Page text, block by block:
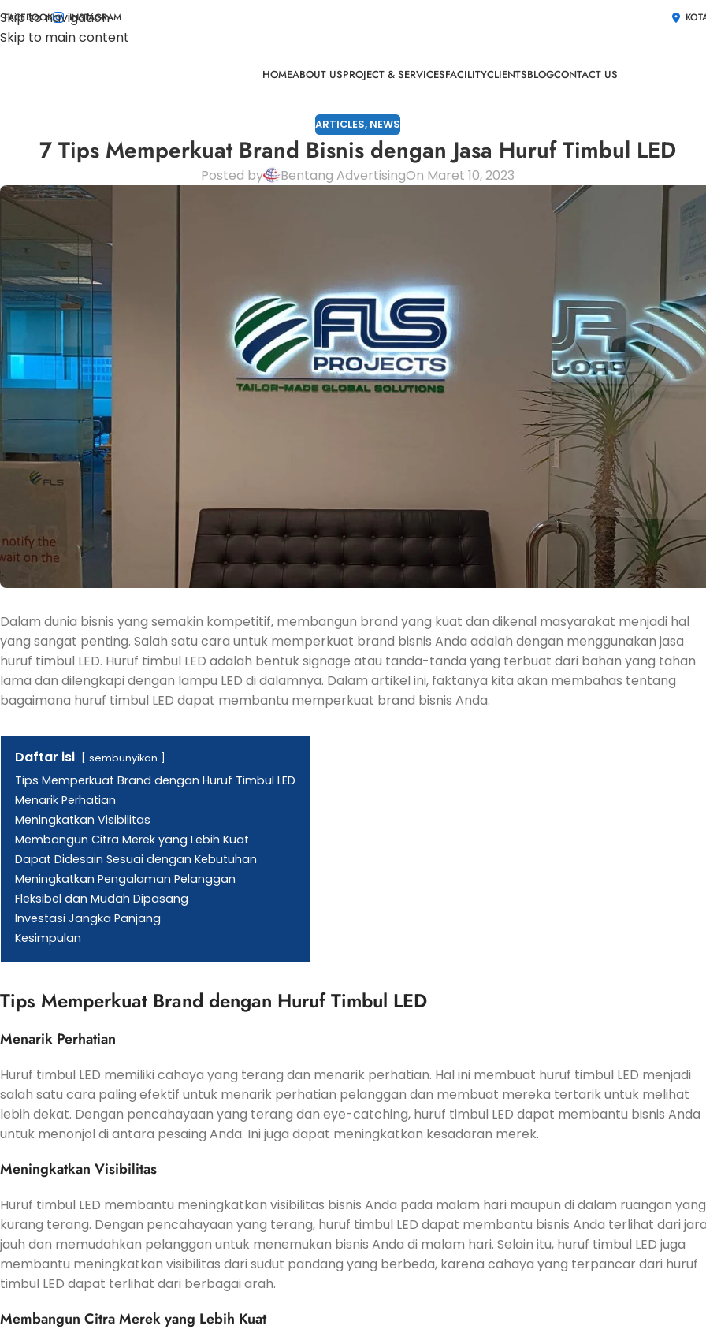
Skip to navigation
Skip to main content
FACEBOOK INSTAGRAM
HOMEABOUT USPROJECT & SERVICESFACILITYCLIENTSBLOGCONTACT US
ARTICLES, NEWS
7 Tips Memperkuat Brand Bisnis dengan Jasa Huruf Timbul LED
Posted by Bentang AdvertisingOn Maret 10, 2023
Dalam dunia bisnis yang semakin kompetitif, membangun brand yang kuat dan dikenal masyarakat menjadi hal
yang sangat penting. Salah satu cara untuk memperkuat brand bisnis Anda adalah dengan menggunakan jasa
huruf timbul LED. Huruf timbul LED adalah bentuk signage atau tanda-tanda yang terbuat dari bahan yang tahan
lama dan dilengkapi dengan lampu LED di dalamnya. Dalam artikel ini, faktanya kita akan membahas tentang
bagaimana huruf timbul LED dapat membantu memperkuat brand bisnis Anda.
Daftar isi sembunyikan
Tips Memperkuat Brand dengan Huruf Timbul LED
Menarik Perhatian
Meningkatkan Visibilitas
Membangun Citra Merek yang Lebih Kuat
Dapat Didesain Sesuai dengan Kebutuhan
Meningkatkan Pengalaman Pelanggan
Fleksibel dan Mudah Dipasang
Investasi Jangka Panjang
Kesimpulan
Tips Memperkuat Brand dengan Huruf Timbul LED
Menarik Perhatian
Huruf timbul LED memiliki cahaya yang terang dan menarik perhatian. Hal ini membuat huruf timbul LED menjadi
salah satu cara paling efektif untuk menarik perhatian pelanggan dan membuat mereka tertarik untuk melihat
lebih dekat. Dengan pencahayaan yang terang dan eye-catching, huruf timbul LED dapat membantu bisnis Anda
untuk menonjol di antara pesaing Anda. Ini juga dapat meningkatkan kesadaran merek.
Meningkatkan Visibilitas
Huruf timbul LED membantu meningkatkan visibilitas bisnis Anda pada malam hari maupun di dalam ruangan yang
kurang terang. Dengan pencahayaan yang terang, huruf timbul LED dapat membantu bisnis Anda terlihat dari
jauh dan memudahkan pelanggan untuk menemukan bisnis Anda di malam hari. Selain itu, huruf timbul LED juga
membantu meningkatkan visibilitas dari sudut pandang yang berbeda, karena cahaya yang terpancar dari huruf
timbul LED dapat terlihat dari berbagai arah.
Membangun Citra Merek yang Lebih Kuat